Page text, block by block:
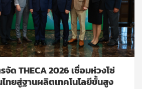
ด THECA 2026 เชื่อมห่วงโซ่
ทยสู่ฐานผลิตเทคโนโลยีขั้นสูง